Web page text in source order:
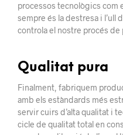
processos tecnològics com
sempre és la destresa i l’ull
controla el nostre procés de
Qualitat pura
Finalment, fabriquem
amb els estàndards més
servir cuirs d’alta qualitat i
cicle de qualitat total en